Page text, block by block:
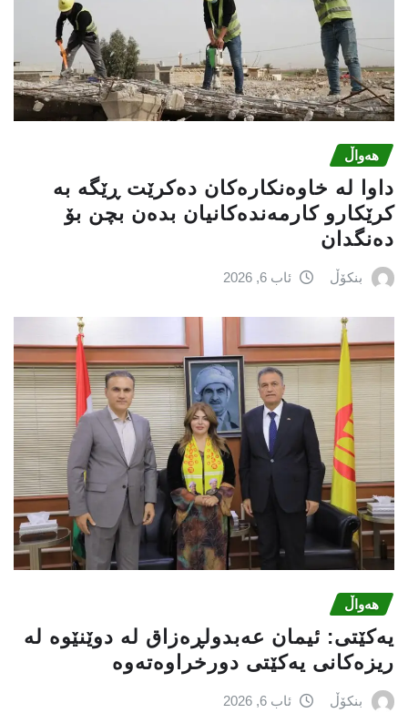
هەواڵ
داوا لە خاوەنکارەکان دەکرێت ڕێگە بە
کرێکارو کارمەندەکانیان بدەن بچن بۆ
دەنگدان
بنکۆڵ ئاب 6, 2026
هەواڵ
یه‌كێتی: ئیمان عه‌بدولڕه‌زاق له‌ دوێنێوه‌ له‌
ریزه‌كانی یه‌كێتی دورخراوه‌ته‌وه‌
بنکۆڵ ئاب 6, 2026